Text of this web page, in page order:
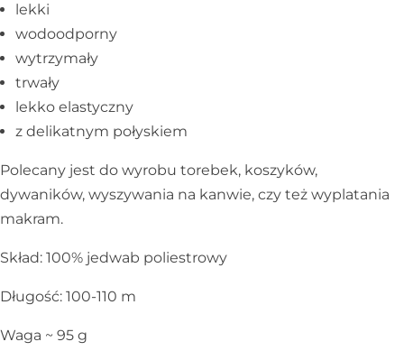
lekki
wodoodporny
wytrzymały
trwały
lekko elastyczny
z delikatnym połyskiem
Polecany jest do wyrobu torebek, koszyków,
dywaników, wyszywania na kanwie, czy też wyplatania
makram.
Skład: 100% jedwab poliestrowy
Długość: 100-110 m
Waga ~ 95 g